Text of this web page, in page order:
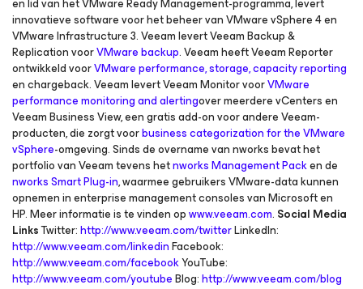
innovatieve software voor het beheer van VMware vSphere 4 en
VMware Infrastructure 3. Veeam levert Veeam Backup &
Replication voorVMware backup. Veeam heeft Veeam Reporter
ontwikkeld voorVMware performance, storage, capacity reporting
en chargeback. Veeam levert Veeam Monitor voorVMware
performance monitoring and alertingover meerdere vCenters en
Veeam Business View, een gratis add-on voor andere Veeam-
producten, die zorgt voorbusiness categorization for the VMware
vSphere-omgeving. Sinds de overname van nworks bevat het
portfolio van Veeam tevens hetnworks Management Packen de
nworks Smart Plug-in, waarmee gebruikers VMware-data kunnen
opnemen in enterprise management consoles van Microsoft en
HP. Meer informatie is te vinden opwww.veeam.com. Social Media
LinksTwitter:http://www.veeam.com/twitterLinkedIn:
http://www.veeam.com/linkedinFacebook:
http://www.veeam.com/facebookYouTube:
http://www.veeam.com/youtubeBlog:http://www.veeam.com/blog